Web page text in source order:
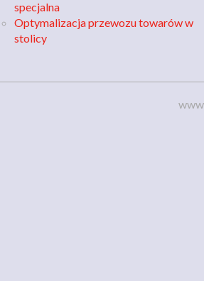
specjalna
Optymalizacja przewozu towarów w
stolicy